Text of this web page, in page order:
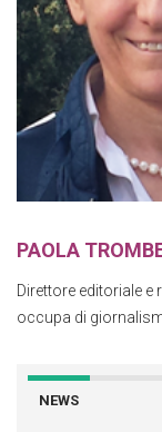
PAOLA
Direttore editoriale
occupa di
NEWS